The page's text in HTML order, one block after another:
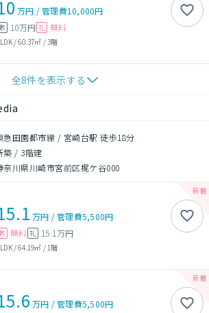
万円 /管理費10,000円
敷 10万円 礼 無料
/60.37㎡ /3階
全8件を表示する
急田園都市線 / 宮崎台駅 徒歩18分
築 / 3階建
奈川県川崎市宮前区梶ケ谷000
万円 /管理費5,500円
敷 無料 礼 15.1万円
/64.19㎡ / 1階
万円 /管理費5,500円